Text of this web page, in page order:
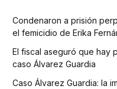
Condenaron a prisión
el femicidio de Erika
El fiscal aseguró que hay
caso Álvarez Guardia
Caso Álvarez Guardia: la